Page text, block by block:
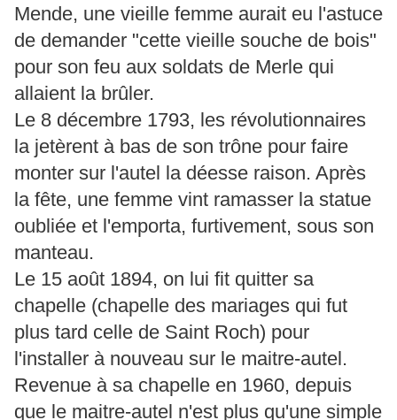
Mende, une vieille femme aurait eu l'astuce
de demander "cette vieille souche de bois"
pour son feu aux soldats de Merle qui
allaient la brûler.
Le 8 décembre 1793, les révolutionnaires
la jetèrent à bas de son trône pour faire
monter sur l'autel la déesse raison. Après
la fête, une femme vint ramasser la statue
oubliée et l'emporta, furtivement, sous son
manteau.
Le 15 août 1894, on lui fit quitter sa
chapelle (chapelle des mariages qui fut
plus tard celle de Saint Roch) pour
l'installer à nouveau sur le maitre-autel.
Revenue à sa chapelle en 1960, depuis
que le maitre-autel n'est plus qu'une simple